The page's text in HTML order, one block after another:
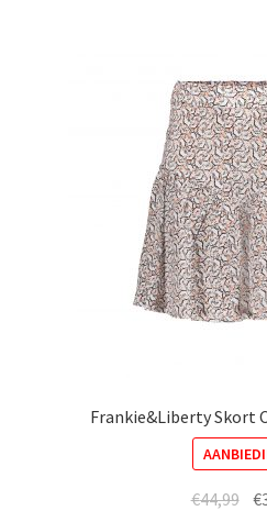
Frankie&Liberty Skort
€44,99 €